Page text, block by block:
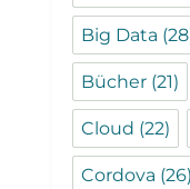
Big Data
Bücher (21)
Cloud (22)
Cordova (26)